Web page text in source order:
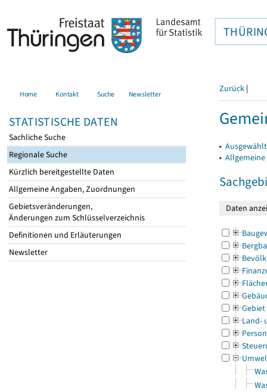
Home Kontakt Suche Newsletter
STATISTISCHE DATEN
Sachliche Suche
Regionale Suche
Kürzlich bereitgestellte Daten
Allgemeine Angaben, Zuordnungen
Gebietsveränderungen,
Änderungen zum Schlüsselverzeichnis
Definitionen und Erläuterungen
Newsletter
Zurück |
▸
▸
Gebiet
Land-